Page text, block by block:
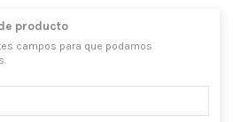
producto
campos para que podamos